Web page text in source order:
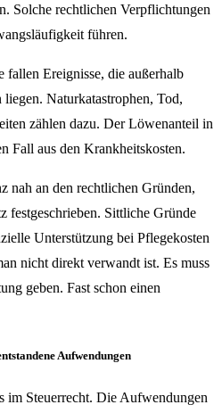
Solche rechtlichen Verpflichtungen
führen.
fallen Ereignisse, die außerhalb
Naturkatastrophen, Tod,
zählen dazu. Der Löwenanteil in
Fall aus den Krankheitskosten.
nah an den rechtlichen Gründen,
festgeschrieben. Sittliche Gründe
Unterstützung bei Pflegekosten
nicht direkt verwandt ist. Es muss
geben. Fast schon einen
Aufwendungen
im Steuerrecht. Die Aufwendungen